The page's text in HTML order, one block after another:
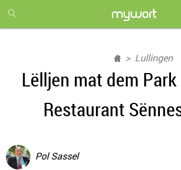
month
free
Lullingen
Lëlljen mat dem Park
Restaurant
Pol Sassel